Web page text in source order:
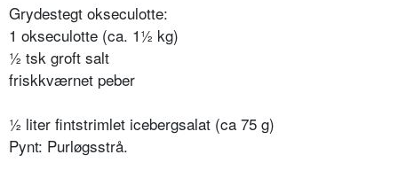
Grydestegt okseculotte:
1 okseculotte (ca. 1½ kg)
½ tsk groft salt
friskkværnet peber
½ liter fintstrimlet icebergsalat (ca 75 g)
Pynt: Purløgsstrå.